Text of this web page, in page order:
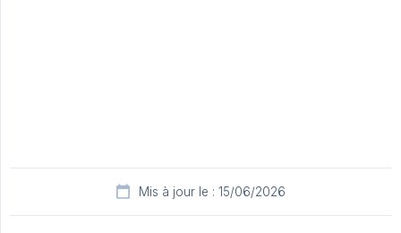
Mis à jour le : 15/06/2026